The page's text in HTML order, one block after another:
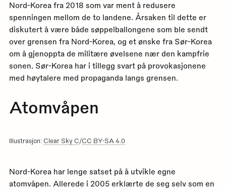
Nord-Korea fra 2018 som var ment å redusere
spenningen mellom de to landene. Årsaken til dette er
diskutert å være både søppelballongene som ble sendt
over grensen fra Nord-Korea, og et ønske fra Sør-Korea
om å gjenoppta de militære øvelsene nær den kampfrie
sonen. Sør-Korea har i tillegg svart på provokasjonene
med høytalere med propaganda langs grensen.
Atomvåpen
Illustrasjon: Clear Sky C/CC BY-SA 4.0
Nord-Korea har lenge satset på å utvikle egne
atomvåpen. Allerede i 2005 erklærte de seg selv som en